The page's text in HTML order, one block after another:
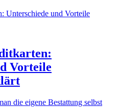
Vorteile